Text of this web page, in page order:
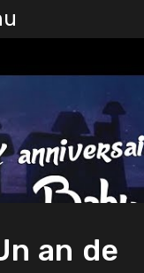
an de